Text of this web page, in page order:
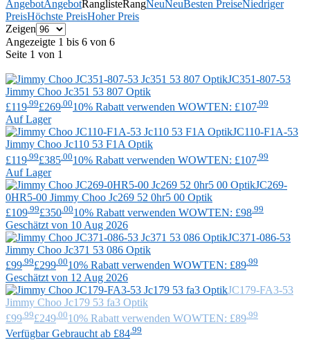
AngebotAngebotRanglisteRangNeuNeuBesten PreiseNiedriger
PreisHöchste PreisHoher Preis
Zeigen
Angezeigte 1 bis 6 von 6
Seite 1 von 1
JC351-807-53
Jimmy Choo Jc351 53 807 Optik
£119 .99£269 .0010% Rabatt verwenden WOWTEN: £107 .99
Auf Lager
JC110-F1A-53
Jimmy Choo Jc110 53 F1A Optik
£119 .99£385 .0010% Rabatt verwenden WOWTEN: £107 .99
Auf Lager
JC269-
0HR5-00 Jimmy Choo Jc269 52 0hr5 00 Optik
£109 .99£350 .0010% Rabatt verwenden WOWTEN: £98 .99
Geschätzt von 10 Aug 2026
JC371-086-53
Jimmy Choo Jc371 53 086 Optik
£99 .99£299 .0010% Rabatt verwenden WOWTEN: £89 .99
Geschätzt von 12 Aug 2026
JC179-FA3-53
Jimmy Choo Jc179 53 fa3 Optik
£99 .99£249 .0010% Rabatt verwenden WOWTEN: £89 .99
Verfügbar Gebraucht ab £84 .99